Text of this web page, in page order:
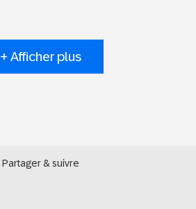
+ Afficher plus
Partager & suivre